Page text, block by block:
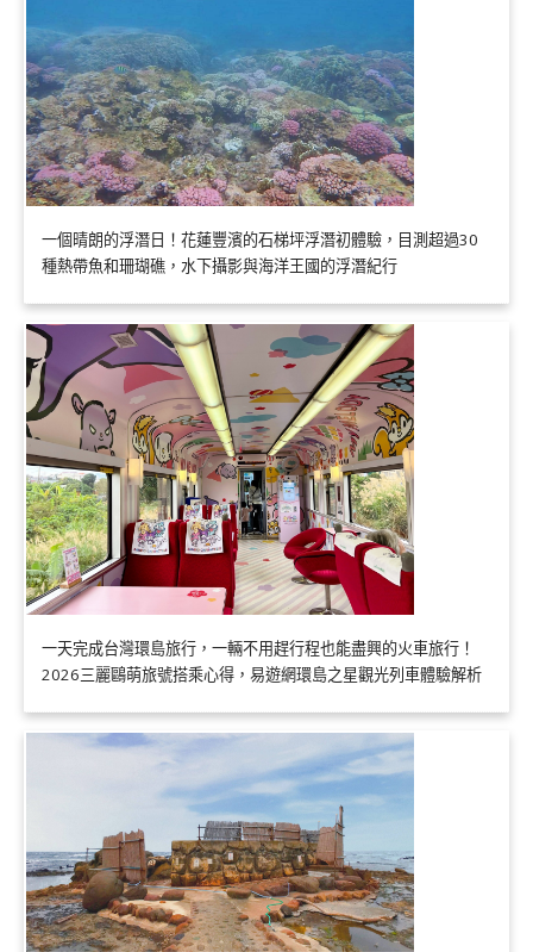
一個晴朗的浮潛日！花蓮豐濱的石梯坪浮潛初體驗，目測超過30
種熱帶魚和珊瑚礁，水下攝影與海洋王國的浮潛紀行
一天完成台灣環島旅行，一輛不用趕行程也能盡興的火車旅行！
2026三麗鷗萌旅號搭乘心得，易遊網環島之星觀光列車體驗解析